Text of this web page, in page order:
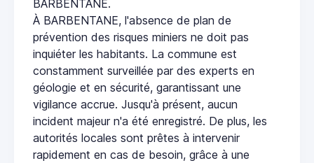
BARBENTANE.
À BARBENTANE, l'absence de plan de
prévention des risques miniers ne doit pas
inquiéter les habitants. La commune est
constamment surveillée par des experts en
géologie et en sécurité, garantissant une
vigilance accrue. Jusqu'à présent, aucun
incident majeur n'a été enregistré. De plus, les
autorités locales sont prêtes à intervenir
rapidement en cas de besoin, grâce à une